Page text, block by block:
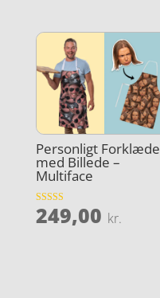
Personligt Forklæde
med Billede –
Multiface
Vurderet
5
249,00 kr.